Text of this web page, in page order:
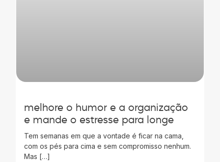
melhore o humor e a organização
e mande o estresse para longe
Tem semanas em que a vontade é ficar na cama,
com os pés para cima e sem compromisso nenhum.
Mas […]